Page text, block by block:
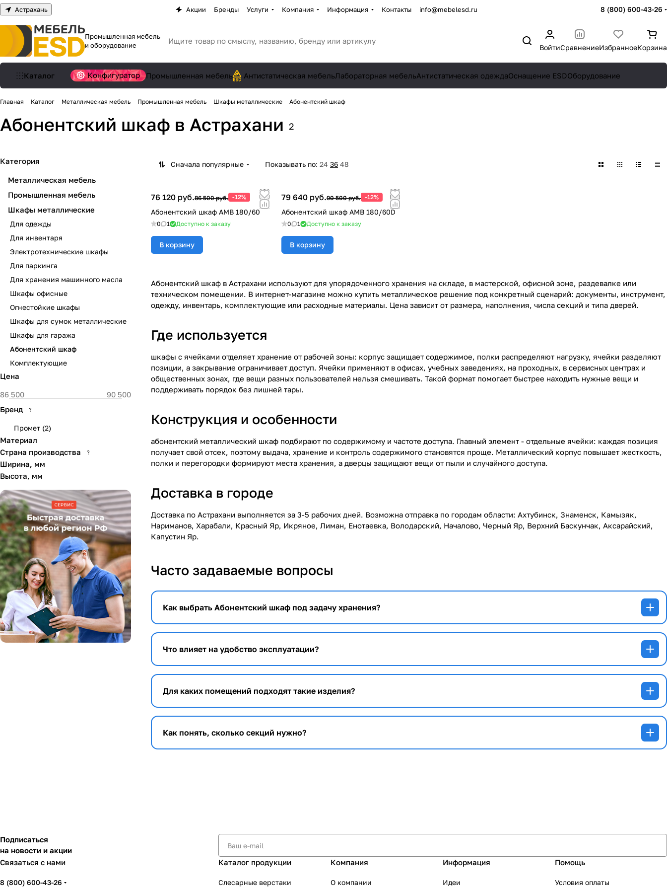
Астрахань Акции Бренды Услуги Компания Информация Контакты info@mebelesd.ru 8 (800) 600-43-26
Промышленная мебель
и оборудование
ВойтиСравнениеИзбранноеКорзина
Каталог Конфигуратор Промышленная мебель Антистатическая мебельЛабораторная мебельАнтистатическая одеждаОснащение ESDОборудование
Главная Каталог Металлическая мебель Промышленная мебель Шкафы металлические Абонентский шкаф
Абонентский шкаф в Астрахани 2
Сначала популярные Показывать по: 24 36 48
76 120 руб.86 500 руб. -12%
Абонентский шкаф AMB 180/60
0 1 Доступно к заказу
В корзину
79 640 руб.90 500 руб. -12%
Абонентский шкаф AMB 180/60D
0 1 Доступно к заказу
В корзину
Абонентский шкаф в Астрахани используют для упорядоченного хранения на складе, в мастерской, офисной зоне, раздевалке или
техническом помещении. В интернет-магазине можно купить металлическое решение под конкретный сценарий: документы, инструмент,
одежду, инвентарь, комплектующие или расходные материалы. Цена зависит от размера, наполнения, числа секций и типа дверей.
Где используется
шкафы с ячейками отделяет хранение от рабочей зоны: корпус защищает содержимое, полки распределяют нагрузку, ячейки разделяют
позиции, а закрывание ограничивает доступ. Ячейки применяют в офисах, учебных заведениях, на проходных, в сервисных центрах и
общественных зонах, где вещи разных пользователей нельзя смешивать. Такой формат помогает быстрее находить нужные вещи и
поддерживать порядок без лишней тары.
Конструкция и особенности
абонентский металлический шкаф подбирают по содержимому и частоте доступа. Главный элемент - отдельные ячейки: каждая позиция
получает свой отсек, поэтому выдача, хранение и контроль содержимого становятся проще. Металлический корпус повышает жесткость,
полки и перегородки формируют места хранения, а дверцы защищают вещи от пыли и случайного доступа.
Доставка в городе
Доставка по Астрахани выполняется за 3-5 рабочих дней. Возможна отправка по городам области: Ахтубинск, Знаменск, Камызяк,
Нариманов, Харабали, Красный Яр, Икряное, Лиман, Енотаевка, Володарский, Началово, Черный Яр, Верхний Баскунчак, Аксарайский,
Капустин Яр.
Часто задаваемые вопросы
Как выбрать Абонентский шкаф под задачу хранения?
Что влияет на удобство эксплуатации?
Для каких помещений подходят такие изделия?
Как понять, сколько секций нужно?
Категория
Металлическая мебель
Промышленная мебель
Шкафы металлические
Для одежды
Для инвентаря
Электротехнические шкафы
Для паркинга
Для хранения машинного масла
Шкафы офисные
Огнестойкие шкафы
Шкафы для сумок металлические
Шкафы для гаража
Абонентский шкаф
Комплектующие
Цена
Бренд ?
Промет (2)
Материал
Страна производства
?
Ширина, мм
Высота, мм
Подписаться
на новости и акции
Связаться с нами
8 (800) 600-43-26
Каталог продукции
Слесарные верстаки
Компания
О компании
Информация
Идеи
Помощь
Условия оплаты